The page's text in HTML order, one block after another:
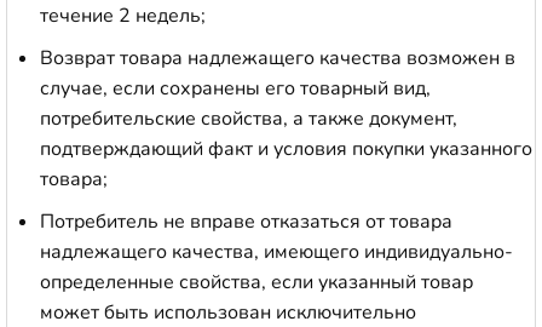
течение 2 недель;
Возврат товара надлежащего качества возможен в
случае, если сохранены его товарный вид,
потребительские свойства, а также документ,
подтверждающий факт и условия покупки указанного
товара;
Потребитель не вправе отказаться от товара
надлежащего качества, имеющего индивидуально-
определенные свойства, если указанный товар
может быть использован исключительно